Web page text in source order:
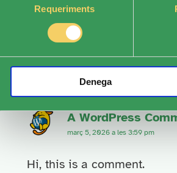
consentiment
Requeriments
Denega
ONE THOUGHT ON “CASAL
A WordPress
març 5, 2026 a les 3:59 pm
Hi, this is a comment.